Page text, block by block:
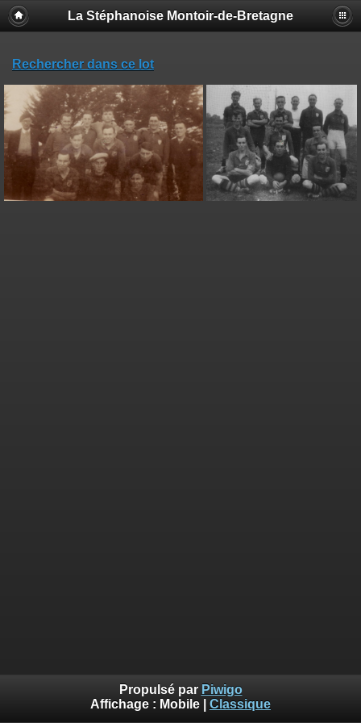
La Stéphanoise Montoir-de-Bretagne
Rechercher dans ce lot
Propulsé par Piwigo
Affichage : Mobile Classique